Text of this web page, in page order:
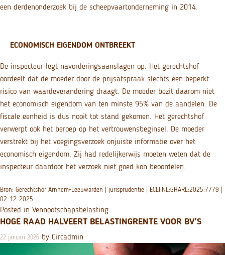
een derdenonderzoek bij de scheepvaartonderneming in 2014.
ECONOMISCH EIGENDOM ONTBREEKT
De inspecteur legt navorderingsaanslagen op. Het gerechtshof
oordeelt dat de moeder door de prijsafspraak slechts een beperkt
risico van waardeverandering draagt. De moeder bezit daarom niet
het economisch eigendom van ten minste 95% van de aandelen. De
fiscale eenheid is dus nooit tot stand gekomen. Het gerechtshof
verwerpt ook het beroep op het vertrouwensbeginsel. De moeder
verstrekt bij het voegingsverzoek onjuiste informatie over het
economisch eigendom. Zij had redelijkerwijs moeten weten dat de
inspecteur daardoor het verzoek niet goed kon beoordelen.
Bron: Gerechtshof Arnhem-Leeuwarden | jurisprudentie | ECLI:NL:GHARL:2025:7779 |
02-12-2025
Posted in Vennootschapsbelasting
HOGE RAAD HALVEERT BELASTINGRENTE VOOR BV’S
22 januari 2026 by Circadmin